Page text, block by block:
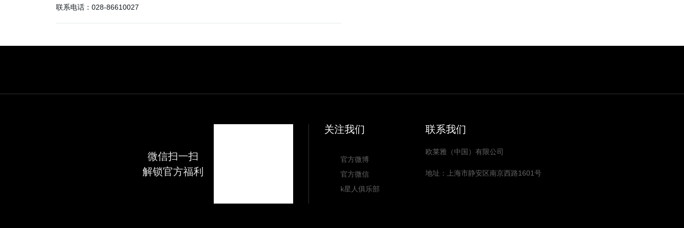
联系电话： 028-86610027
微信扫一扫
解锁官方福利
关注我们
官方微博
官方微信
k星人俱乐部
联系我们
欧莱雅（中国）有限公司
地址：上海市静安区南京西路1601号